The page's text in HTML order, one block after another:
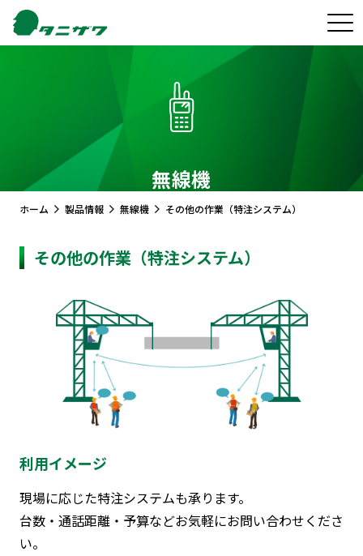
無線機
ホーム 製品情報 無線機 その他の作業（特注システム）
その他の作業（特注システム）
利用イメージ
現場に応じた特注システムも承ります。
台数・通話距離・予算などお気軽にお問い合わせくださ
い。